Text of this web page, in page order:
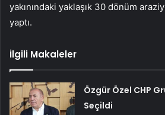
yakınındaki yaklaşık 30 dönüm
yaptı.
İlgili Makaleler
Özgür Özel CHP
Seçildi